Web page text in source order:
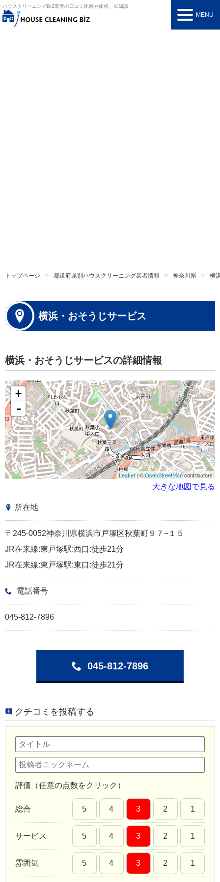
ハウスクリーニングBIZ業者の口コミ比較や価格、豆知識
MENU
トップページ 都道府県別ハウスクリーニング業者情報 神奈川県 横
横浜・おそうじサービス
横浜・おそうじサービスの詳細情報
+
-
Leaflet| ©OpenStreetMapcontributors
大きな地図で見る
所在地
〒245-0052神奈川県横浜市戸塚区秋葉町９７−１５
JR在来線:東戸塚駅:西口:徒歩21分
JR在来線:東戸塚駅:東口:徒歩21分
電話番号
045-812-7896
045-812-7896
クチコミを投稿する
評価（任意の点数をクリック）
総合 5 4 3 2 1
サービス 5 4 3 2 1
雰囲気 5 4 3 2 1